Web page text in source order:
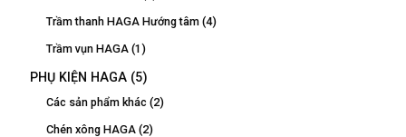
Trầm thanh HAGA Hướng tâm (4)
Trầm vụn HAGA (1)
PHỤ KIỆN HAGA (5)
Các sản phẩm khác (2)
Chén xông HAGA (2)